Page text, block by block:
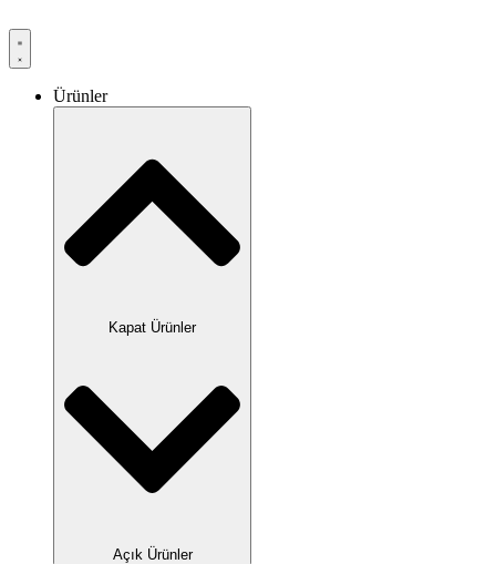
Ürünler
Kapat Ürünler
Açık Ürünler